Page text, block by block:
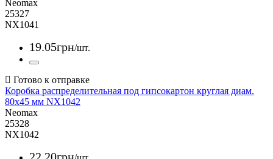
Neomax
25327
NX1041
19.05грн/шт.
Коробка распределительная под гипсокартон круглая диам.
80x45 мм NX1042
Neomax
25328
NX1042